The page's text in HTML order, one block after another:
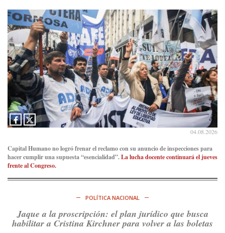
@consensopatagon
5d
RT@caortega64: A #50AñosDelGolpe, la memoria es
presente y es futuro. https://t.co/uhRcKnCCc5
Ver en X
Consenso Patagónico
@consensopatagon
5d
La crisis en el estrecho de Ormuz: así golpea la guerra con
Irán al petróleohttps://t.co/IInL9uYZvh
https://t.co/ytaelKSfHm
Consenso Patagónico
Consenso Patagónico
04.08.2026
Capital Humano no logró frenar el reclamo con su anuncio de inspecciones para
hacer cumplir una supuesta “esencialidad”.La lucha docente continuará el jueves
frente al Congreso.
POLÍTICA NACIONAL
Jaque a la proscripción: el plan jurídico que busca
habilitar a Cristina Kirchner para volver a las boletas